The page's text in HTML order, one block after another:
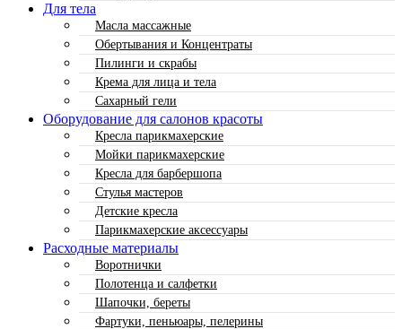
Для тела
Масла массажные
Обертывания и Концентраты
Пилинги и скрабы
Крема для лица и тела
Сахарный гели
Оборудование для салонов красоты
Кресла парикмахерские
Мойки парикмахерские
Кресла для барбершопа
Стулья мастеров
Детские кресла
Парикмахерские аксессуары
Расходные материалы
Воротнички
Полотенца и салфетки
Шапочки, береты
Фартуки, пеньюары, пелерины